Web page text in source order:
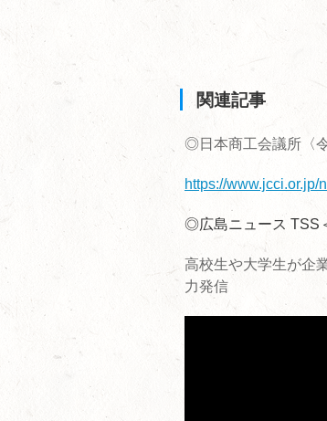
関連記事
◎日本商工会議所〈
https://www.jcci.or.jp/
◎広島ニュース TSS
高校生や大学生が企
力発信